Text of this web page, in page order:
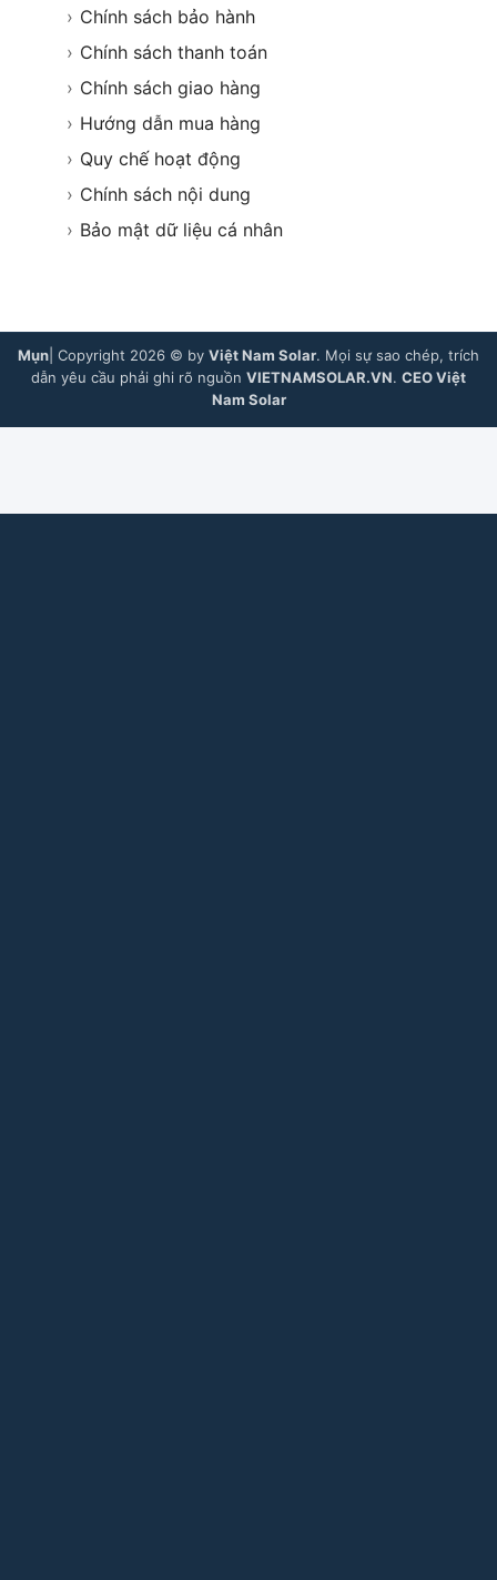
› Chính sách bảo hành
› Chính sách thanh toán
› Chính sách giao hàng
› Hướng dẫn mua hàng
› Quy chế hoạt động
› Chính sách nội dung
› Bảo mật dữ liệu cá nhân
Mụn | Copyright 2026 © by Việt Nam Solar. Mọi sự sao chép, trích
dẫn yêu cầu phải ghi rõ nguồn VIETNAMSOLAR.VN. CEO Việt
Nam Solar